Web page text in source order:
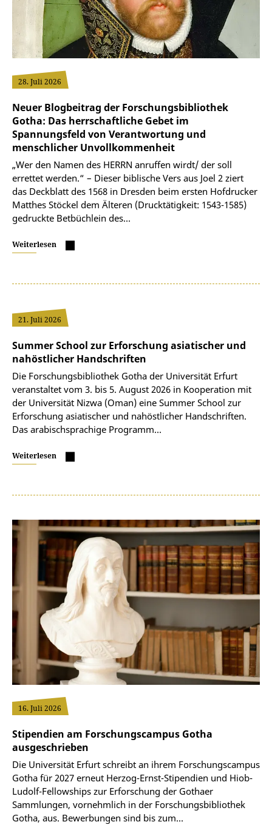
28. Juli 2026
Neuer Blogbeitrag der Forschungsbibliothek
Gotha: Das herrschaftliche Gebet im
Spannungsfeld von Verantwortung und
menschlicher Unvollkommenheit
„Wer den Namen des HERRN anruffen wirdt/ der soll
errettet werden.“ – Dieser biblische Vers aus Joel 2 ziert
das Deckblatt des 1568 in Dresden beim ersten Hofdrucker
Matthes Stöckel dem Älteren (Drucktätigkeit: 1543-1585)
gedruckte Betbüchlein des…
Weiterlesen
21. Juli 2026
Summer School zur Erforschung asiatischer und
nahöstlicher Handschriften
Die Forschungsbibliothek Gotha der Universität Erfurt
veranstaltet vom 3. bis 5. August 2026 in Kooperation mit
der Universität Nizwa (Oman) eine Summer School zur
Erforschung asiatischer und nahöstlicher Handschriften.
Das arabischsprachige Programm…
Weiterlesen
16. Juli 2026
Stipendien am Forschungscampus Gotha
ausgeschrieben
Die Universität Erfurt schreibt an ihrem Forschungscampus
Gotha für 2027 erneut Herzog-Ernst-Stipendien und Hiob-
Ludolf-Fellowships zur Erforschung der Gothaer
Sammlungen, vornehmlich in der Forschungsbibliothek
Gotha, aus. Bewerbungen sind bis zum…